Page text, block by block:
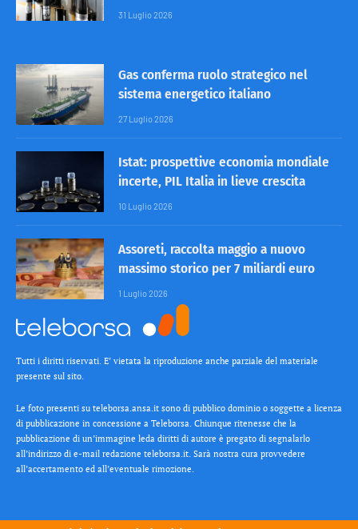
31 Luglio 2026
Gas conferma ruolo strategico nel
sistema energetico italiano
27 Luglio 2026
Istat: prospettive economia mondiale
incerte, PIL Italia in lieve crescita
10 Luglio 2026
Assoreti, raccolta maggio a nuovo
massimo storico per 7 miliardi euro
1 Luglio 2026
Tutti i diritti riservati. E’ vietata la riproduzione anche parziale del materiale
presente sul sito.
Le foto presenti su teleborsa.ansa.it sono di pubblico dominio o soggette a licenza
di pubblicazione in concessione a Teleborsa. Chiunque ritenesse che la
pubblicazione di un’immagine leda diritti di autore è pregato di segnalarlo
all’indirizzo di e-mail redazione teleborsa.it. Sarà nostra cura provvedere
all’accertamento ed all’eventuale rimozione.